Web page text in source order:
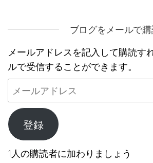
ブログをメールで
メールアドレスを記入して購読す
ルで受信することができます。
メールアドレス
登録
1人の購読者に加わりましょう